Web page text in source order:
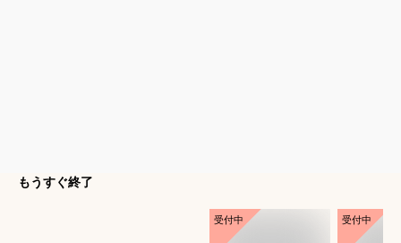
もうすぐ終了
受付中 受付中